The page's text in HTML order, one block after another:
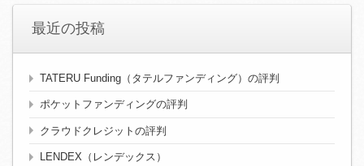
最近の投稿
TATERU Funding（タテルファンディング）の評判
ポケットファンディングの評判
クラウドクレジットの評判
LENDEX（レンデックス）